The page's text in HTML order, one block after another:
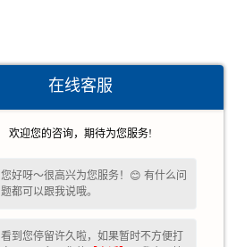
在线客服
欢迎您的咨询，期待为您服务!
您好呀～很高兴为您服务！😊 有什么问
题都可以跟我说哦。
看到您停留许久啦，如果暂时不方便打